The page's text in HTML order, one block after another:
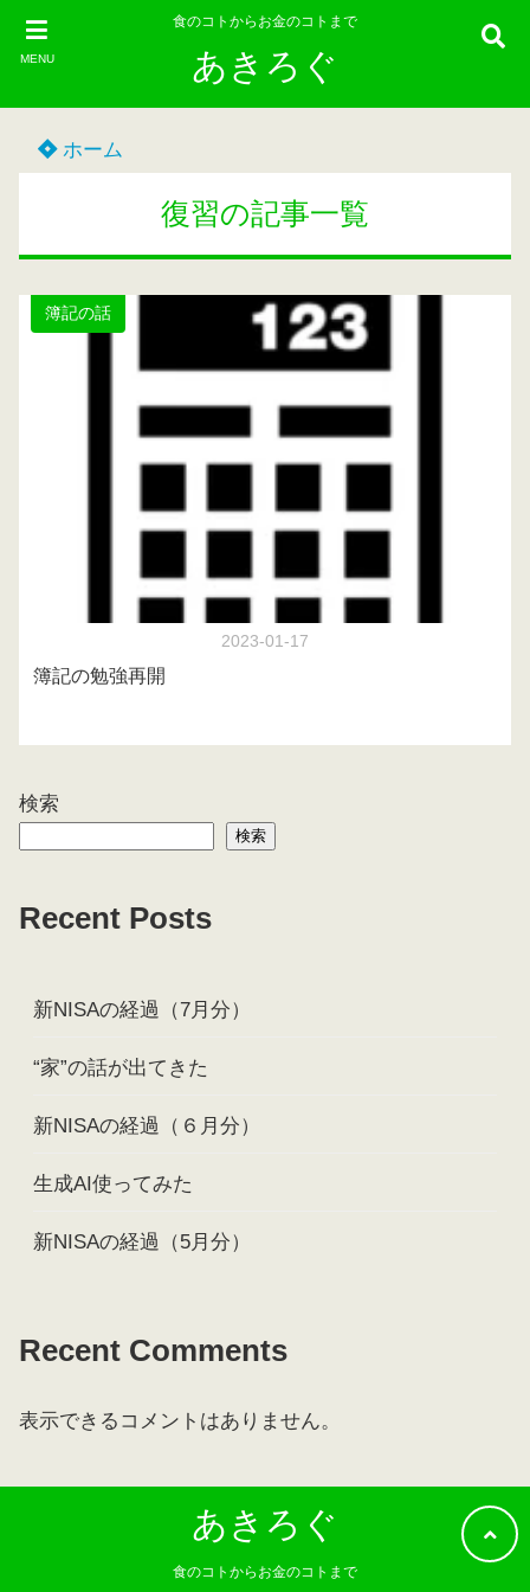
MENU
食のコトからお金のコトまで
あきろぐ
ホーム
復習の記事一覧
簿記の話
2023-01-17
簿記の勉強再開
検索
検索
Recent Posts
新NISAの経過（7月分）
“家”の話が出てきた
新NISAの経過（６月分）
生成AI使ってみた
新NISAの経過（5月分）
Recent Comments
表示できるコメントはありません。
あきろぐ
食のコトからお金のコトまで